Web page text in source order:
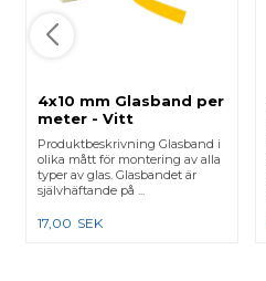
4x10 mm Glasband per
meter - Vitt
Produktbeskrivning Glasband i
olika mått för montering av alla
typer av glas. Glasbandet är
självhäftande på ...
17,00 SEK